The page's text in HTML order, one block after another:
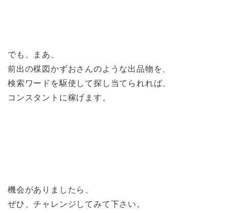
でも、まあ、
前出の楳図かずおさんのような出品物を、
検索ワードを駆使して探し当てられれば、
コンスタントに稼げます。
機会がありましたら、
ぜひ、チャレンジしてみて下さい。